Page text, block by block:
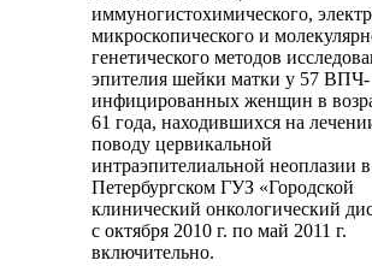
иммуногистохимического,
микроскопического и
генетического методов
эпителия шейки матки у 57 ВПЧ-
инфицированных женщин в
61 года, находившихся на
поводу цервикальной
интраэпителиальной неоплазии
Петербургском ГУЗ «Городской
клинический онкологический
с октября 2010 г. по май 2011 г.
включительно.